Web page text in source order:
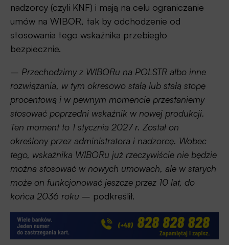
nadzorcy (czyli KNF) i mają na celu ograniczanie
umów na WIBOR, tak by odchodzenie od
stosowania tego wskaźnika przebiegło
bezpiecznie.
– Przechodzimy z WIBORu na POLSTR albo inne
rozwiązania, w tym okresowo stałą lub stałą stopę
procentową i w pewnym momencie przestaniemy
stosować poprzedni wskaźnik w nowej produkcji.
Ten moment to 1 stycznia 2027 r. Został on
określony przez administratora i nadzorcę. Wobec
tego, wskaźnika WIBORu już rzeczywiście nie będzie
można stosować w nowych umowach, ale w starych
może on funkcjonować jeszcze przez 10 lat, do
końca 2036 roku – podkreślił.